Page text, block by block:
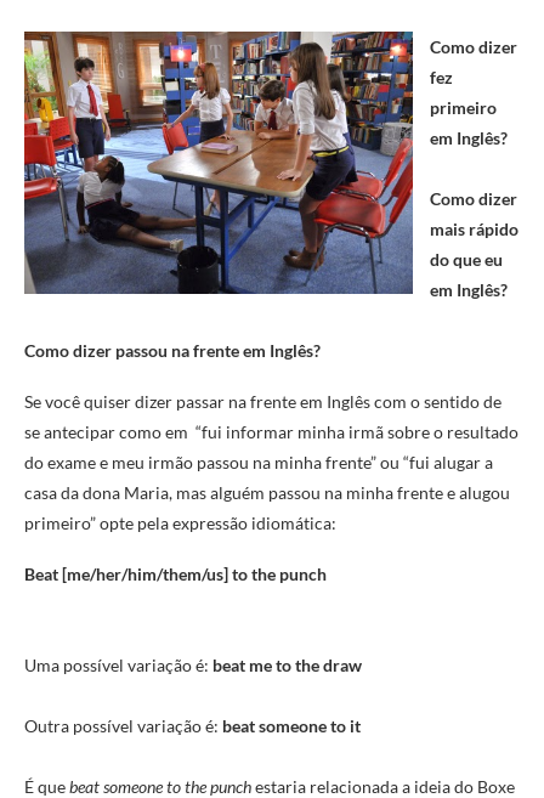
Como dizer
fez
primeiro
em Inglês?
Como dizer
mais rápido
do que eu
em Inglês?
Como dizer passou na frente em Inglês?
Se você quiser dizer passar na frente em Inglês com o sentido de
se antecipar como em “fui informar minha irmã sobre o resultado
do exame e meu irmão passou na minha frente” ou “fui alugar a
casa da dona Maria, mas alguém passou na minha frente e alugou
primeiro” opte pela expressão idiomática:
Beat [me/her/him/them/us] to the punch
Uma possível variação é: beat me to the draw
Outra possível variação é: beat someone to it
É quebeat someone to the punchestaria relacionada a ideia do Boxe